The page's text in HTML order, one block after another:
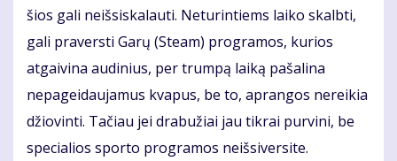
šios gali neišsiskalauti. Neturintiems laiko skalbti,
gali praversti Garų (Steam) programos, kurios
atgaivina audinius, per trumpą laiką pašalina
nepageidaujamus kvapus, be to, aprangos nereikia
džiovinti. Tačiau jei drabužiai jau tikrai purvini, be
specialios sporto programos neišsiversite.